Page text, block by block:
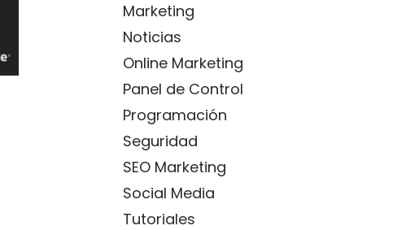
Marketing
Noticias
Online Marketing
Panel de Control
Programación
Seguridad
SEO Marketing
Social Media
Tutoriales